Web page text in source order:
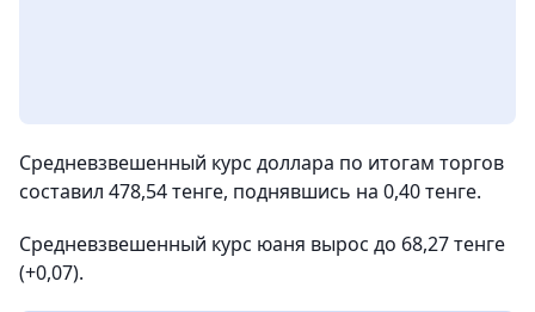
Средневзвешенный курс доллара по итогам торгов
составил 478,54 тенге, поднявшись на 0,40 тенге.
Средневзвешенный курс юаня вырос до 68,27 тенге
(+0,07).